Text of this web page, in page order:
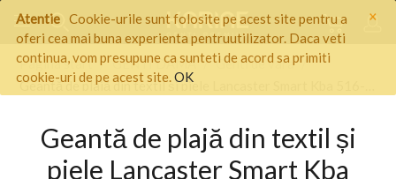
×
Atentie Cookie-urile sunt folosite pe acest site pentru a
oferi cea mai buna experienta pentruutilizator. Daca veti
continua, vom presupune ca sunteti de acord sa primiti
cookie-uri de pe acest site.OK
Pagina start / GENTI DAMA / Genti de vara /
Geantă de plajă din textil și piele Lancaster Smart Kba 516-30
Geantă de plajă din textil și
piele Lancaster Smart Kba